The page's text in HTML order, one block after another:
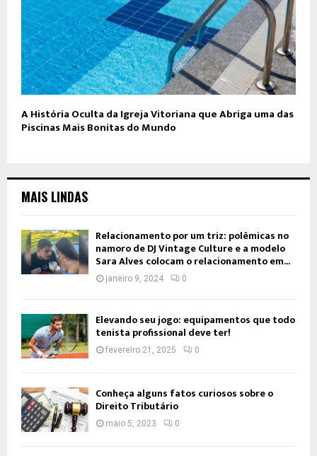
A História Oculta da Igreja Vitoriana que Abriga uma das
Piscinas Mais Bonitas do Mundo
MAIS LINDAS
Relacionamento por um triz: polêmicas no
namoro de DJ Vintage Culture e a modelo
Sara Alves colocam o relacionamento em...
janeiro 9, 2024 0
Elevando seu jogo: equipamentos que todo
tenista profissional deve ter!
fevereiro 21, 2025 0
Conheça alguns fatos curiosos sobre o
Direito Tributário
maio 5, 2023 0